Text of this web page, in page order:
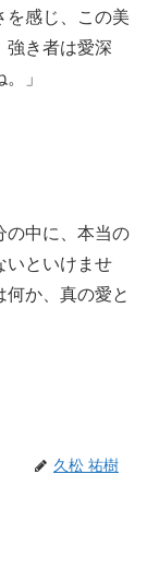
を感じ、この美
強き者は愛深
」
の中に、本当の
いといけませ
何か、真の愛と
久松 祐樹